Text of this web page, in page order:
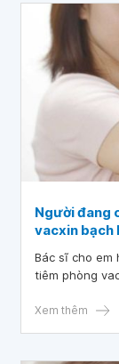
Người đang
vacxin bạch
Bác sĩ cho em
tiêm phòng
Xem thêm